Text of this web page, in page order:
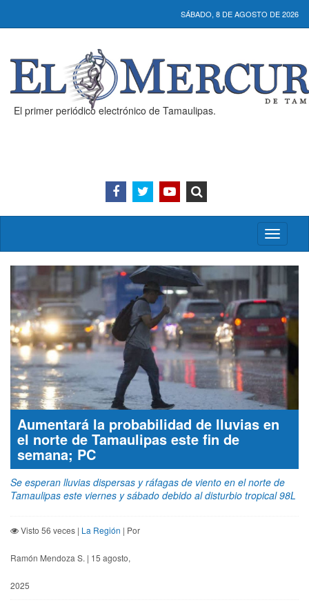
SÁBADO, 8 DE AGOSTO DE 2026
El primer periódico electrónico de Tamaulipas.
Activar/
menú
Aumentará la probabilidad de lluvias en
el norte de Tamaulipas este fin de
semana; PC
Se esperan lluvias dispersas y ráfagas de viento en el norte de
Tamaulipas este viernes y sábado debido al disturbio tropical 98L
Visto 56 veces | La Región | Por
Ramón Mendoza S. | 15 agosto,
2025